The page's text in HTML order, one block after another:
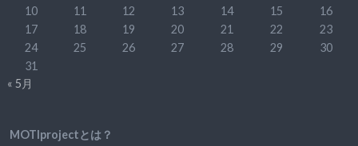
10
11 12 13 14 15
16
17
18 19 20 21 22
23
24
25 26 27 28 29
30
31
« 5月
MOTIprojectとは？